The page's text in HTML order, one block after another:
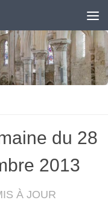
du 28
2013
À JOUR